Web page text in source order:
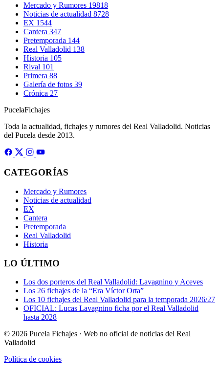
Mercado y Rumores 19818
Noticias de actualidad 8728
EX 1544
Cantera 347
Pretemporada 144
Real Valladolid 138
Historia 105
Rival 101
Primera 88
Galería de fotos 39
Crónica 27
PucelaFichajes
Toda la actualidad, fichajes y rumores del Real Valladolid. Noticias
del Pucela desde 2013.
CATEGORÍAS
Mercado y Rumores
Noticias de actualidad
EX
Cantera
Pretemporada
Real Valladolid
Historia
LO ÚLTIMO
Los dos porteros del Real Valladolid: Lavagnino y Aceves
Los 26 fichajes de la “Era Víctor Orta”
Los 10 fichajes del Real Valladolid para la temporada 2026/27
OFICIAL: Lucas Lavagnino ficha por el Real Valladolid
hasta 2028
© 2026 Pucela Fichajes · Web no oficial de noticias del Real
Valladolid
Política de cookies